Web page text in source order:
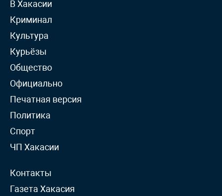
В Хакасии
Криминал
Культура
Курьёзы
Общество
Официально
Печатная версия
Политика
Спорт
ЧП Хакасии
Контакты
Газета Хакасия